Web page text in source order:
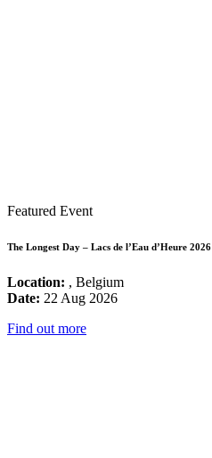
Featured Event
The Longest Day – Lacs de l’Eau d’Heure 2026
Location: , Belgium
Date: 22 Aug 2026
Find out more